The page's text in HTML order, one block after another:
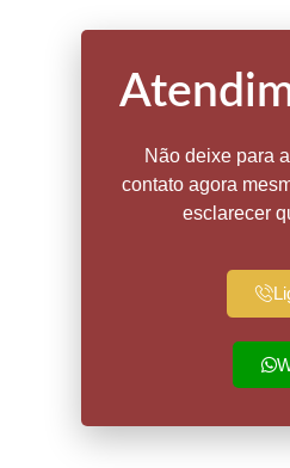
Não deixe para
contato agora
esclarecer